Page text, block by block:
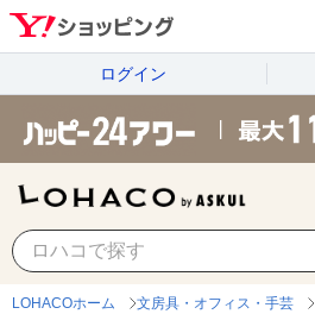
ログイン
LOHACOホーム 文房具・オフィス・手芸